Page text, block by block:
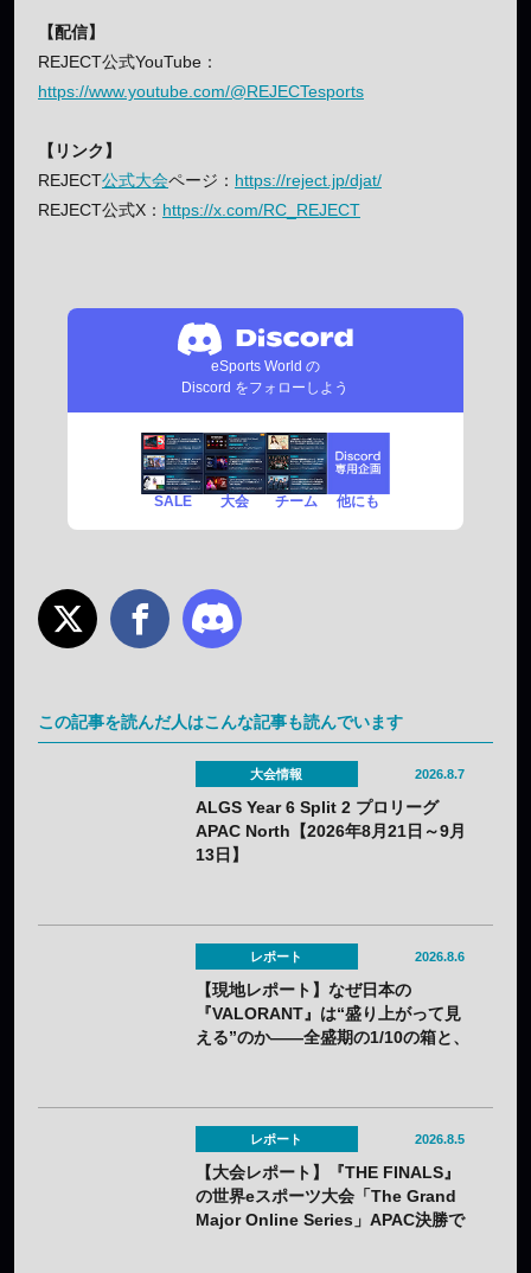
【配信】
REJECT公式YouTube：
https://www.youtube.com/@REJECTesports
【リンク】
REJECT公式大会ページ： https://reject.jp/djat/
REJECT公式X： https://x.com/RC_REJECT
eSports World の
Discord をフォローしよう
SALE 大会 チーム 他にも
この記事を読んだ人はこんな記事も読んでいます
大会情報 2026.8.7
ALGS Year 6 Split 2 プロリーグ
APAC North【2026年8月21日～9月
13日】
レポート 2026.8.6
【現地レポート】なぜ日本の
『VALORANT』は“盛り上がって見
える”のか——全盛期の1/10の箱と、
レポート 2026.8.5
【大会レポート】『THE FINALS』
の世界eスポーツ大会「The Grand
Major Online Series」APAC決勝で